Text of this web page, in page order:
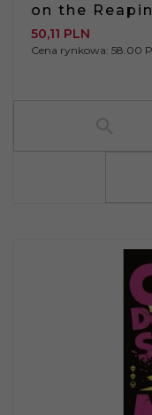
on the
50,11 PLN
Cena rynkowa: 58.00